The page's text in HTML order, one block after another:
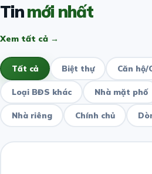
Tinmới nhất
Xem tất cả →
Tất cả Biệt thự Căn hộ/
Loại BĐS khác Nhà mặt phố
Nhà riêng Chính chủ